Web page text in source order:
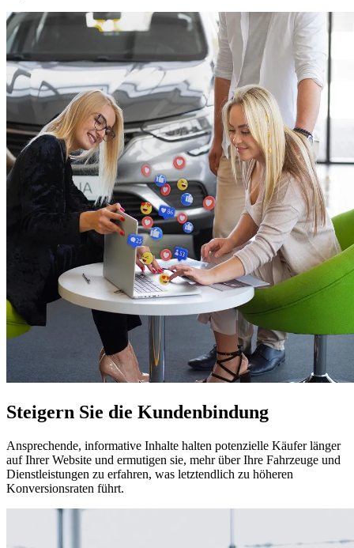
Steigern Sie die Kundenbindung
Ansprechende, informative Inhalte halten potenzielle Käufer länger
auf Ihrer Website und ermutigen sie, mehr über Ihre Fahrzeuge und
Dienstleistungen zu erfahren, was letztendlich zu höheren
Konversionsraten führt.